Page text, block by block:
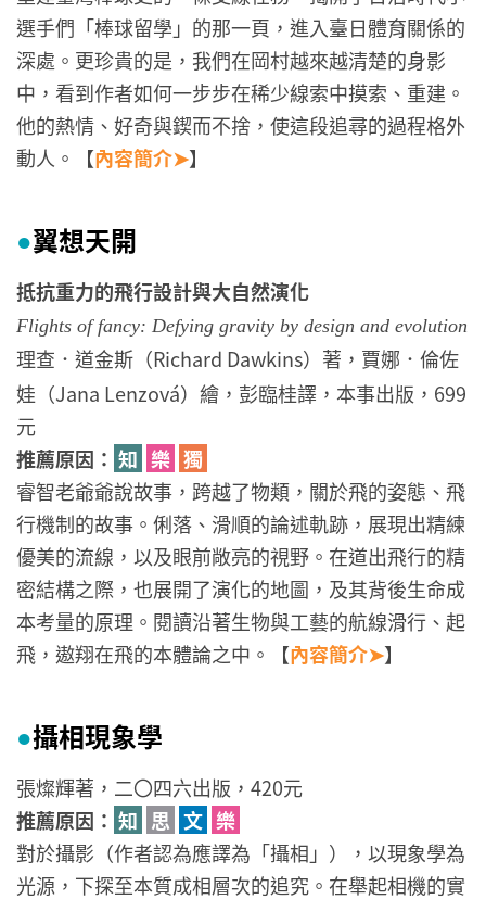
選手們「棒球留學」的那一頁，進入臺日體育關係的
深處。更珍貴的是，我們在岡村越來越清楚的身影
中，看到作者如何一步步在稀少線索中摸索、重建。
他的熱情、好奇與鍥而不捨，使這段追尋的過程格外
動人。【內容簡介➤】
●翼想天開
抵抗重力的飛行設計與大自然演化
Flights of fancy: Defying gravity by design and evolution
理查．道金斯（Richard Dawkins）著，賈娜．倫佐
娃（Jana Lenzová）繪，彭臨桂譯，本事出版，699
元
推薦原因： 知 樂 獨
睿智老爺爺說故事，跨越了物類，關於飛的姿態、飛
行機制的故事。俐落、滑順的論述軌跡，展現出精練
優美的流線，以及眼前敞亮的視野。在道出飛行的精
密結構之際，也展開了演化的地圖，及其背後生命成
本考量的原理。閱讀沿著生物與工藝的航線滑行、起
飛，遨翔在飛的本體論之中。【內容簡介➤】
●攝相現象學
張燦輝著，二〇四六出版，420元
推薦原因： 知 思 文 樂
對於攝影（作者認為應譯為「攝相」），以現象學為
光源，下探至本質成相層次的追究。在舉起相機的實